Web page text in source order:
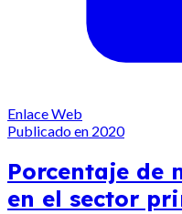
Enlace Web
Publicado en 2020
Porcentaje de
en el sector